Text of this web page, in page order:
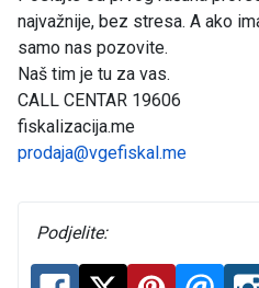
najvažnije, bez stresa. A ako
samo nas pozovite.
Naš tim je tu za vas.
CALL CENTAR 19606
fiskalizacija.me
prodaja@vgefiskal.me
Podjelite: